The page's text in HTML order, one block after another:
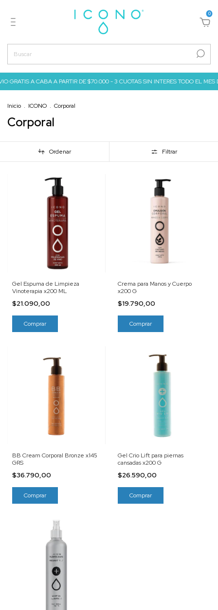
0
GRATIS A CABA A PARTIR DE $70.000 - 3 CUOTAS SIN INTERES TODO EL
Inicio . ICONO . Corporal
Corporal
Ordenar Filtrar
Gel Espuma de Limpieza
Vinoterapia x200 ML
$21.090,00
Crema para Manos y Cuerpo
x200 G
$19.790,00
BB Cream Corporal Bronze x145
GRS
$36.790,00
Gel Crio Lift para piernas
cansadas x200 G
$26.590,00